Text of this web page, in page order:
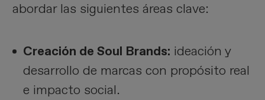
abordar las siguientes áreas clave:
Creación de Soul Brands: ideación y
desarrollo de marcas con propósito real
e impacto social.